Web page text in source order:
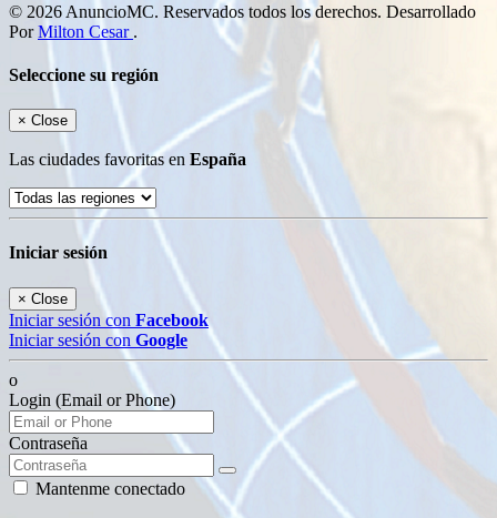
© 2026 AnuncioMC. Reservados todos los derechos. Desarrollado
PorMilton Cesar .
Seleccione su región
× Close
Las ciudades favoritas en España
Iniciar sesión
× Close
Iniciar sesión con Facebook
Iniciar sesión con Google
o
Login (Email or Phone)
Contraseña
Mantenme conectado